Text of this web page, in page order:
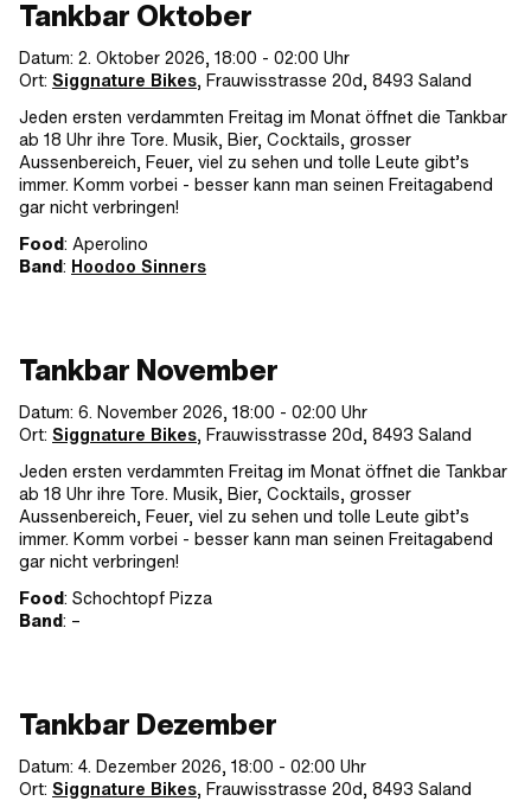
Tankbar Oktober
Datum: 2. Oktober 2026, 18:00 - 02:00 Uhr
Ort: Siggnature Bikes, Frauwisstrasse 20d, 8493 Saland
Jeden ersten verdammten Freitag im Monat öffnet die Tankbar
ab 18 Uhr ihre Tore. Musik, Bier, Cocktails, grosser
Aussenbereich, Feuer, viel zu sehen und tolle Leute gibt’s
immer. Komm vorbei - besser kann man seinen Freitagabend
gar nicht verbringen!
Food: Aperolino
Band: Hoodoo Sinners
Tankbar November
Datum: 6. November 2026, 18:00 - 02:00 Uhr
Ort: Siggnature Bikes, Frauwisstrasse 20d, 8493 Saland
Jeden ersten verdammten Freitag im Monat öffnet die Tankbar
ab 18 Uhr ihre Tore. Musik, Bier, Cocktails, grosser
Aussenbereich, Feuer, viel zu sehen und tolle Leute gibt’s
immer. Komm vorbei - besser kann man seinen Freitagabend
gar nicht verbringen!
Food: Schochtopf Pizza
Band: –
Tankbar Dezember
Datum: 4. Dezember 2026, 18:00 - 02:00 Uhr
Ort: Siggnature Bikes, Frauwisstrasse 20d, 8493 Saland